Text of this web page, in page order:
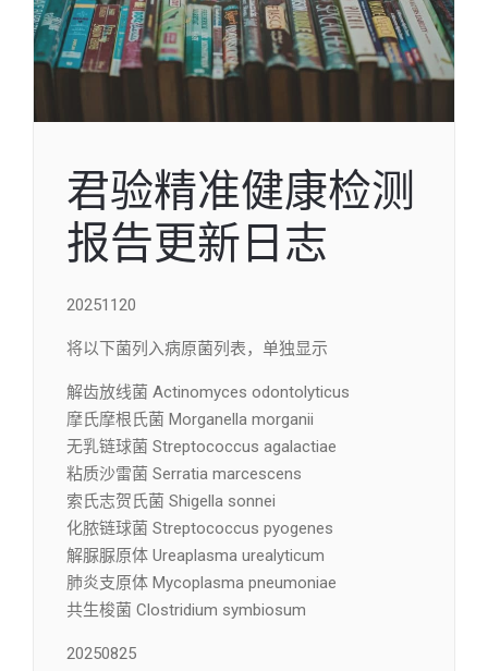
君验精准健康检测
报告更新日志
20251120
将以下菌列入病原菌列表，单独显示
解齿放线菌 Actinomyces odontolyticus
摩氏摩根氏菌 Morganella morganii
无乳链球菌 Streptococcus agalactiae
粘质沙雷菌 Serratia marcescens
索氏志贺氏菌 Shigella sonnei
化脓链球菌 Streptococcus pyogenes
解脲脲原体 Ureaplasma urealyticum
肺炎支原体 Mycoplasma pneumoniae
共生梭菌 Clostridium symbiosum
20250825